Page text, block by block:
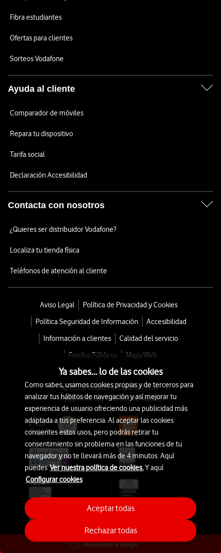
Ayúdame a elegir
Fibra estudiantes
Ofertas para clientes
Sorteos Vodafone
Ayuda al cliente
Comparador de móviles
Repara tu dispositivo
Tarifa social
Declaración Accesibilidad
Contacta con nosotros
¿Quieres ser distribuidor Vodafone?
Localiza tu tienda física
Teléfonos de atención al cliente
Aviso Legal
Política de Privacidad y Cookies
Política Seguridad de Información
Accesibilidad
Información a clientes
Calidad del servicio
Fondos Públicos
Mapa Web
© 2026 Vodafone España S.A.U.
Avda. América 115, 28042 Madrid
Ya sabes... lo de las cookies
Como sabes, usamos cookies propias y de terceros para
analizar tus hábitos de navegación y así mejorar tu
experiencia de usuario ofreciendo una publicidad más
adaptada a tus preferencia. Al aceptar las cookies
consientes estos usos, pero podrás retirar tu
consentimiento sin problema en las funciones de tu
navegador y no te llevará más de 4 minutos. Aquí
puedesVer nuestra política de cookies.Y aquí
Configurar cookies
Rechazar todas
Aceptar todas